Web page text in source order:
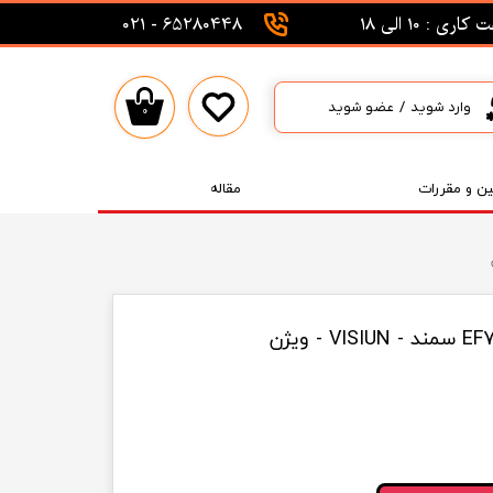
و مقررات مقاله
: 10 الی 18 65280448 - 021
۰ وارد شوید / عضو شوید
حساب کاربری من
تغییر گذر واژه